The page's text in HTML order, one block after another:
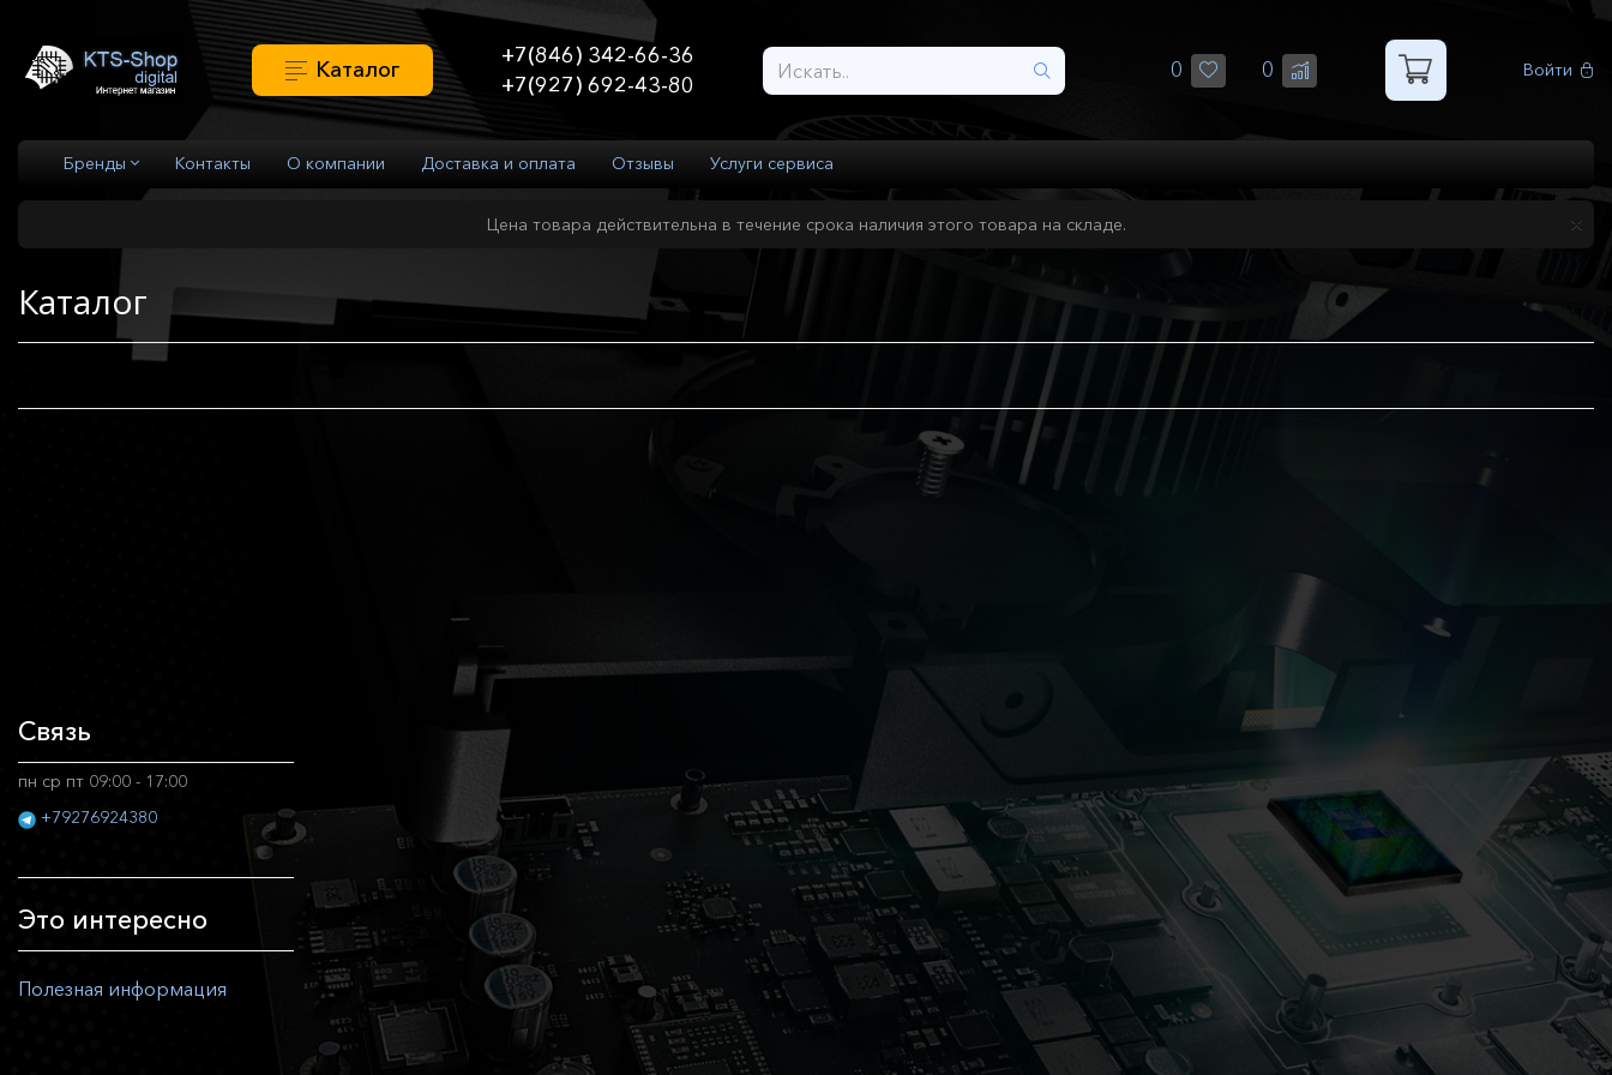
Каталог
+7(846) 342-66-36
+7(927) 692-43-80
0 0 Войти
Бренды Контакты О компании Доставка и оплата Отзывы Услуги сервиса
Цена товара действительна в течение срока наличия этого товара на складе.
Каталог
Связь
пн ср пт 09:00 - 17:00
+79276924380
Это интересно
Полезная информация